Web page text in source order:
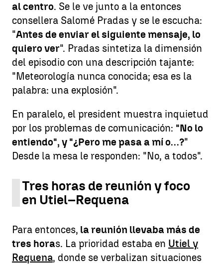
al centro. Se le ve junto a la entonces
consellera Salomé Pradas y se le escucha:
"Antes de enviar el siguiente mensaje, lo
quiero ver". Pradas sintetiza la dimensión
del episodio con una descripción tajante:
"Meteorología nunca conocida; esa es la
palabra: una explosión".
En paralelo, el president muestra inquietud
por los problemas de comunicación: "No lo
entiendo", y "¿Pero me pasa a mí o…?"
Desde la mesa le responden: "No, a todos".
Tres horas de reunión y foco
en Utiel–Requena
Para entonces, la reunión llevaba más de
tres horas. La prioridad estaba en Utiel y
Requena, donde se verbalizan situaciones